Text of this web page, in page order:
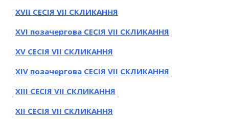
ХVІI СЕСІЯ VII СКЛИКАННЯ
ХVІ позачергова СЕСІЯ VII СКЛИКАННЯ
ХV СЕСІЯ VII СКЛИКАННЯ
ХІV позачергова СЕСІЯ VII СКЛИКАННЯ
ХІIІ СЕСІЯ VII СКЛИКАННЯ
ХІI СЕСІЯ VII СКЛИКАННЯ